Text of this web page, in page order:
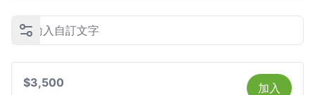
$3,500 加入